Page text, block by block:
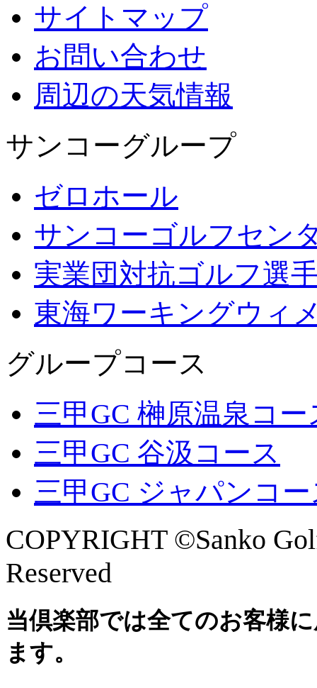
サイトマップ
お問い合わせ
周辺の天気情報
サンコーグループ
ゼロホール
サンコーゴルフセン
実業団対抗ゴルフ選
東海ワーキングウィ
グループコース
三甲GC 榊原温泉コー
三甲GC 谷汲コース
三甲GC ジャパンコ
COPYRIGHT ©Sanko
Reserved
当倶楽部では全てのお客様
ます。